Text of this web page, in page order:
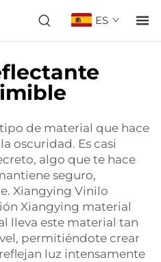
ES
de material que hace
oscuridad. Es casi
algo que te hace
seguro,
Xiangying Vinilo
Xiangying material
lleva este material tan
permitiéndote crear
luz intensamente